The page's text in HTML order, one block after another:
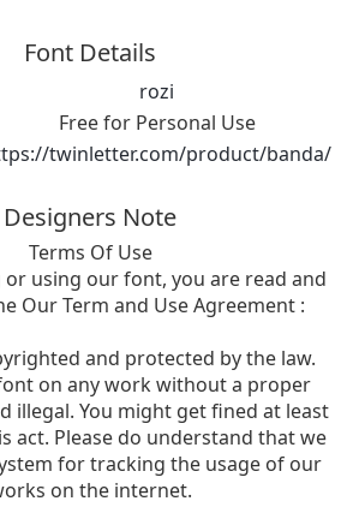
Font Details
rozi
Free for Personal Use
twinletter.com/product/banda/
Designers Note
Terms Of Use
using our font, you are read and
Our Term and Use Agreement :
and protected by the law.
on any work without a proper
illegal. You might get fined at least
act. Please do understand that we
for tracking the usage of our
on the internet.